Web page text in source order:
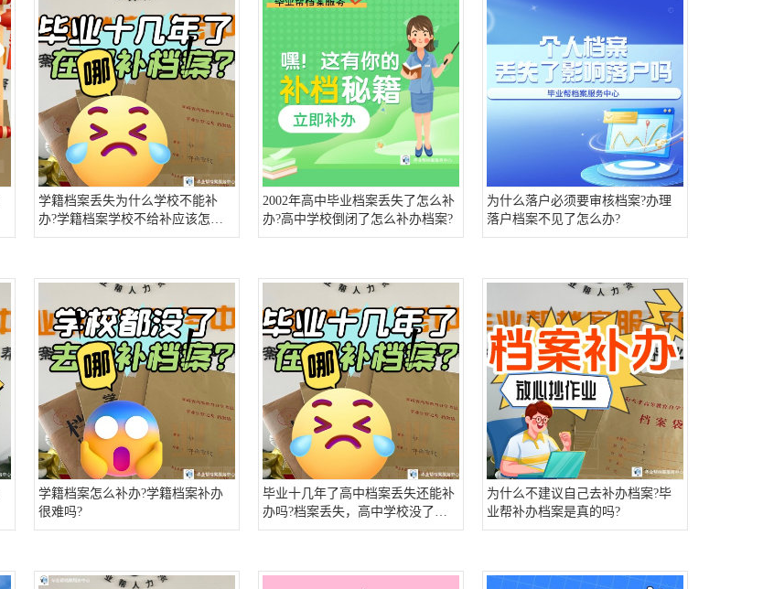
学籍档案丢失为什么学校不能补
办?学籍档案学校不给补应该怎么
办?
2002年高中毕业档案丢失了怎么补
办?高中学校倒闭了怎么补办档案?
为什么落户必须要审核档案?办理
落户档案不见了怎么办?
学籍档案怎么补办?学籍档案补办
很难吗?
毕业十几年了高中档案丢失还能补
办吗?档案丢失，高中学校没了还
能补办档案吗?
为什么不建议自己去补办档案?毕
业帮补办档案是真的吗?